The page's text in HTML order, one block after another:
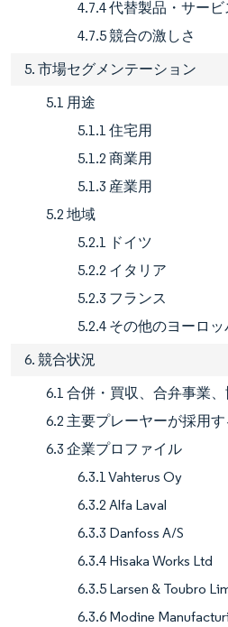
4.7.4 代替製品・サー
4.7.5 競合の激しさ
5. 市場セグメンテーション
5.1 用途
5.1.1 住宅用
5.1.2 商業用
5.1.3 産業用
5.2 地域
5.2.1 ドイツ
5.2.2 イタリア
5.2.3 フランス
5.2.4 その他のヨーロッ
6. 競合状況
6.1 合併・買収、合弁事業
6.2 主要プレーヤーが採用
6.3 企業プロファイル
6.3.1 Vahterus Oy
6.3.2 Alfa Laval
6.3.3 Danfoss A/S
6.3.4 Hisaka Works Ltd
6.3.5 Larsen & Toubro
6.3.6 Modine